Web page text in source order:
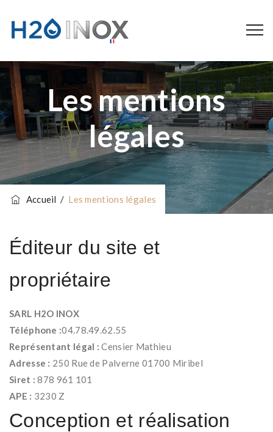
Les mentions
légales
Accueil / Les mentions légales
Éditeur du site et
propriétaire
SARL H2O INOX
Téléphone :04.78.49.62.55
Représentant légal : Censier Mathieu
Adresse : 250 Rue de Palverne 01700 Miribel
Siret : 878 961 101
APE : 3230 Z
Conception et réalisation